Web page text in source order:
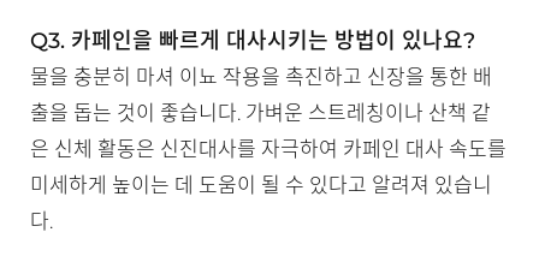
Q3. 카페인을 빠르게 대사시키는 방법이 있나요?
물을 충분히 마셔 이뇨 작용을 촉진하고 신장을 통한 배
출을 돕는 것이 좋습니다. 가벼운 스트레칭이나 산책 같
은 신체 활동은 신진대사를 자극하여 카페인 대사 속도를
미세하게 높이는 데 도움이 될 수 있다고 알려져 있습니
다.